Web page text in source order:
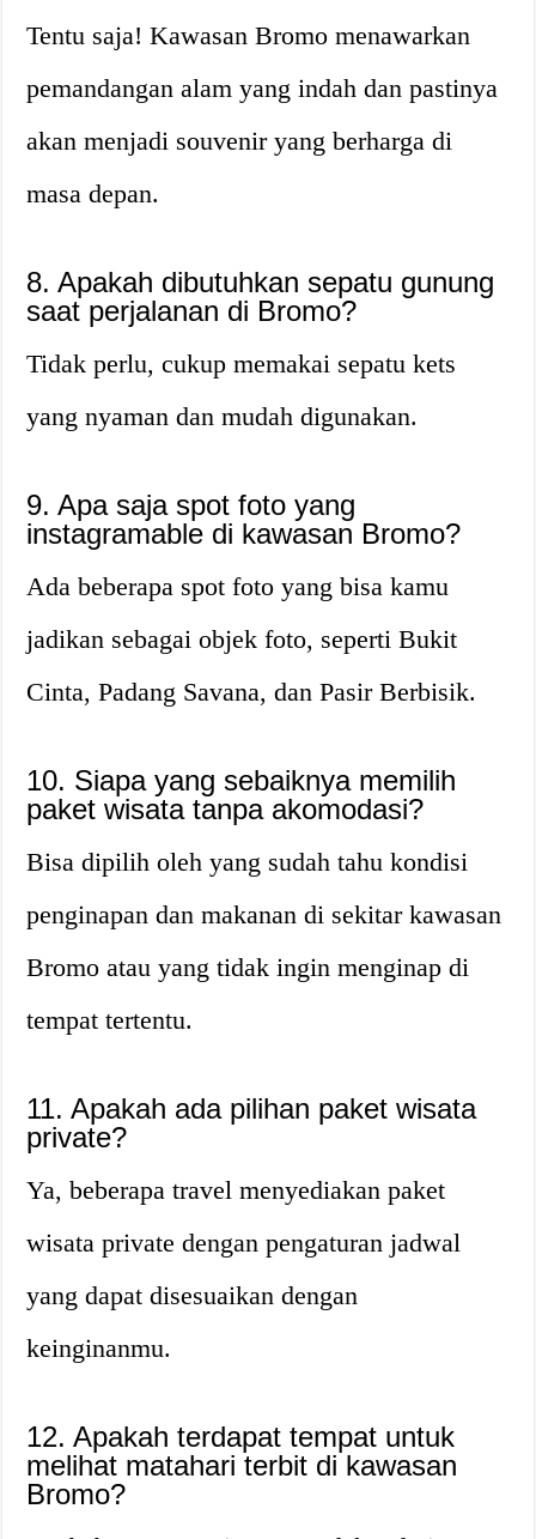
Tentu saja! Kawasan Bromo menawarkan
pemandangan alam yang indah dan pastinya
akan menjadi souvenir yang berharga di
masa depan.
8. Apakah dibutuhkan sepatu gunung
saat perjalanan di Bromo?
Tidak perlu, cukup memakai sepatu kets
yang nyaman dan mudah digunakan.
9. Apa saja spot foto yang
instagramable di kawasan Bromo?
Ada beberapa spot foto yang bisa kamu
jadikan sebagai objek foto, seperti Bukit
Cinta, Padang Savana, dan Pasir Berbisik.
10. Siapa yang sebaiknya memilih
paket wisata tanpa akomodasi?
Bisa dipilih oleh yang sudah tahu kondisi
penginapan dan makanan di sekitar kawasan
Bromo atau yang tidak ingin menginap di
tempat tertentu.
11. Apakah ada pilihan paket wisata
private?
Ya, beberapa travel menyediakan paket
wisata private dengan pengaturan jadwal
yang dapat disesuaikan dengan
keinginanmu.
12. Apakah terdapat tempat untuk
melihat matahari terbit di kawasan
Bromo?